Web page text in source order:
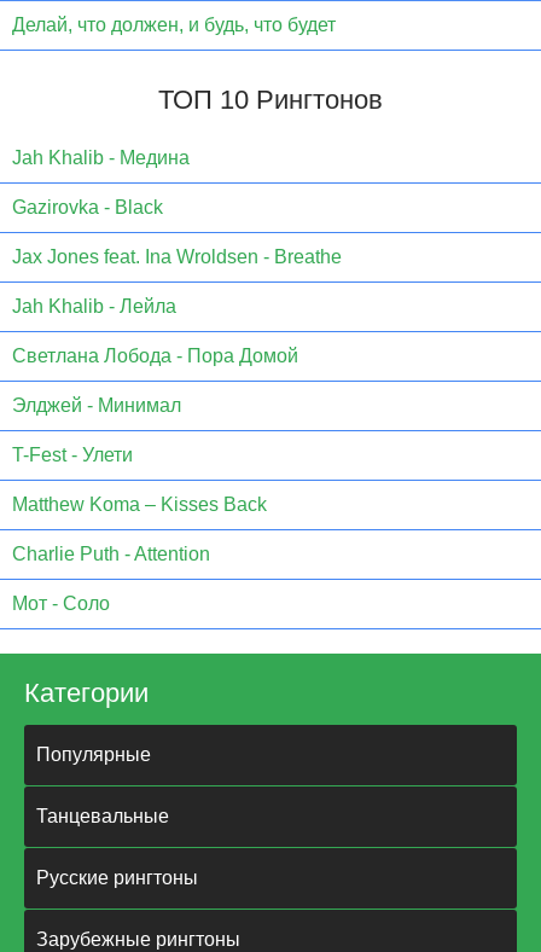
Делай, что должен, и будь, что будет
ТОП 10 Рингтонов
Jаh Khаlib - Медина
Gazirovka - Black
Jax Jones feat. Ina Wroldsen - Breathe
Jah Khalib - Лейла
Светлана Лобода - Пора Домой
Элджей - Минимал
T-Fest - Улети
Matthew Koma – Kisses Back
Charlie Puth - Attention
Мот - Соло
Категории
Популярные
Танцевальные
Русские рингтоны
Зарубежные рингтоны